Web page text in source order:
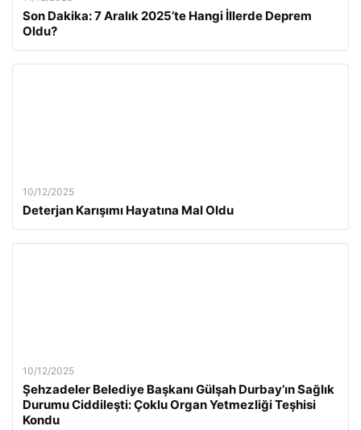
Son Dakika: 7 Aralık 2025’te Hangi İllerde Deprem
Oldu?
10/12/2025
Deterjan Karışımı Hayatına Mal Oldu
10/12/2025
Şehzadeler Belediye Başkanı Gülşah Durbay’ın Sağlık
Durumu Ciddileşti: Çoklu Organ Yetmezliği Teşhisi
Kondu